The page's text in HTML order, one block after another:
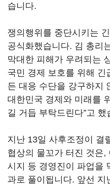
습니다.
쟁의행위를 중단시키는
공식화했습니다. 김 총리
막대한 피해가 우려되는
국민 경제 보호를 위해
든 대응 수단을 강구하지
대한민국 경제와 미래를
길 거듭 부탁드린다”고 했
지난 13일 사후조정이 결
협상의 물꼬가 터진 것은,
시지 등 경영진이 파업을
과로 풀이됩니다. 앞선 지